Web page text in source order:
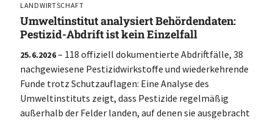
Umweltinstitut analysiert Behördendaten:
Pestizid-Abdrift ist kein Einzelfall
LANDWIRTSCHAFT
25.6.2026– 118 offiziell dokumentierte Abdriftfälle, 38
nachgewiesene Pestizidwirkstoffe und wiederkehrende
Funde trotz Schutzauflagen: Eine Analyse des
Umweltinstituts zeigt, dass Pestizide regelmäßig
außerhalb der Felder landen, auf denen sie ausgebracht